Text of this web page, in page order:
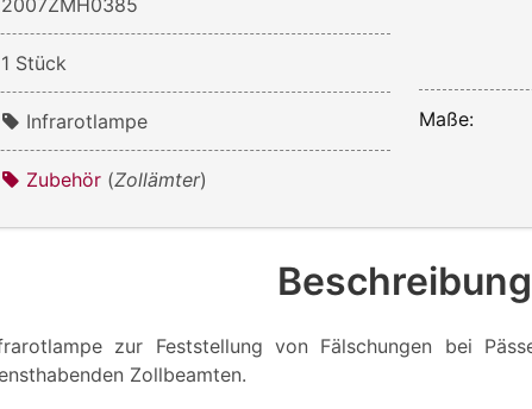
1 Stück
Infrarotlampe
Zubehör (Zollämter)
Maße:
Beschreibung
zur Feststellung von Fälschungen bei
Zollbeamten.